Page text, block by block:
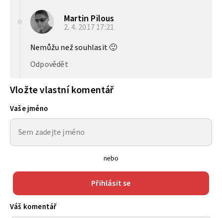
Martin Pilous
2. 4. 201717:21
Nemůžu než souhlasit 🙂
Odpovědět
Vložte vlastní komentář
Vaše jméno
nebo
Přihlásit se
Váš komentář